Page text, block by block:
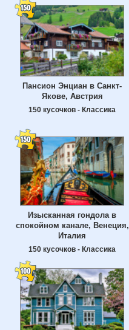
Пансион Энциан в Санкт-
Якове, Австрия
150 кусочков - Классика
Изысканная гондола в
спокойном канале, Венеция,
Италия
150 кусочков - Классика